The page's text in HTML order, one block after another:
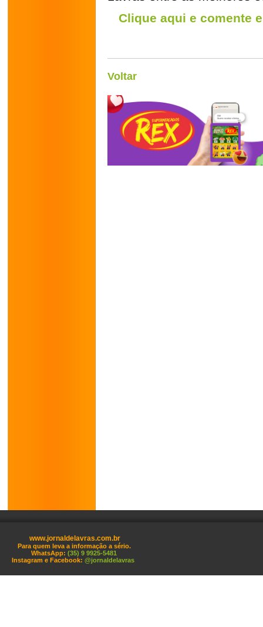
Clique aqui e comente
Voltar
www.jornaldelavras.com.br
Para quem leva a informação a sério.
WhatsApp: (35) 9 9925-5481
Instagram e Facebook: @jornaldelavras